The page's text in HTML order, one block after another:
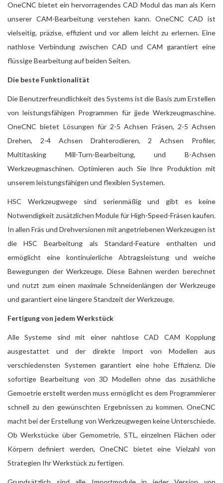
OneCNC bietet ein hervorragendes CAD Modul das man als Kern
unserer CAM-Bearbeitung verstehen kann. OneCNC CAD ist
vielseitig, präzise, effizient und vor allem leicht zu erlernen. Eine
nathlose Verbindung zwischen CAD und CAM garantiert eine
flüssige Bearbeitung auf beiden Seiten.
Die beste Funktionalität
Die Benutzerfreundlichkeit des Systems ist die Basis zum Erstellen
von leistungsfähigen Programmen für jjede Werkzeugmaschine.
OneCNC bietet Lösungen für 2-5 Achsen Fräsen, 2-5 Achsen
Drehen, 2-4 Achsen Drahterodieren, 2 Achsen Profiler,
Multitasking Mill-Turn-Bearbeitung, und B-Achsen
Werkzeugmaschinen. Optimieren auch Sie Ihre Produktion mit
unserem leistungsfähigen und flexiblen Systemen.
HSC Werkzeugwege sind serienmäßig und gibt es keine
Notwendigkeit zusätzlichen Module für High-Speed-Fräsen kaufen.
In allen Fräs und Drehversionen mit angetriebenen Werkzeugen ist
die HSC Bearbeitung als Standard-Feature enthalten und
ermöglicht eine kontinuierliche Abtragsleistung und weiche
Bewegungen der Werkzeuge. Diese Bahnen werden berechnet
und nutzt zum einen maximale Schneidenlängen der Werkzeuge
und garantiert eine längere Standzeit der Werkzeuge.
Fertigung von jedem Werkstück
Alle Systeme sind mit einer nahtlose CAD CAM Kopplung
ausgestattet und der direkte Import von Modellen aus
verschiedensten Systemen garantiert eine hohe Effizienz. Die
sofortige Bearbeitung von 3D Modellen ohne das zusäthliche
Gemoetrie erstellt werden muss ermöglicht es dem Programmierer
schnell zu den gewünschten Ergebnissen zu kommen. OneCNC
macht bei der Erstellung von Werkzeugwegen keine Unterschiede.
Ob Werkstücke über Gemometrie, STL, einzelnen Flächen oder
Körpern definiert werden, OneCNC bietet eine Vielzahl von
Strategien Ihr Werkstück zu fertigen.